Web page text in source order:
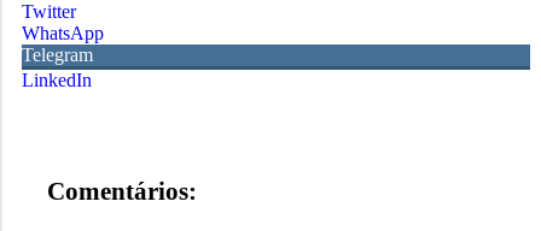
Twitter
WhatsApp
Telegram
LinkedIn
Comentários: